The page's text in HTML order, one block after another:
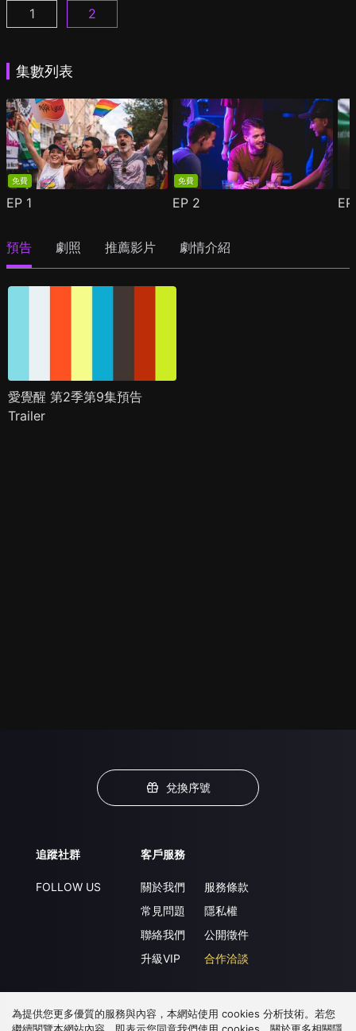
愛覺醒 第1季第1集
1 愛覺醒 第2季第1集
2
集數列表
免費
EP 1
免費
EP 2
預告 劇照 推薦影片 劇情介紹
愛覺醒 第2季第9集預告
Trailer
兌換序號
追蹤社群
FOLLOW US
客戶服務
關於我們
常見問題
聯絡我們
升級VIP
服務條款
隱私權
公開徵件
合作洽談
下載 APP
為提供您更多優質的服務與內容，本網站使用 cookies 分析技術。若您